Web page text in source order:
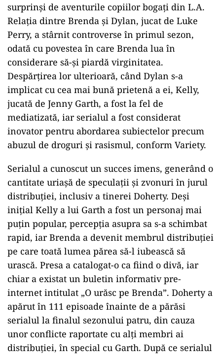
surprinși de aventurile copiilor bogați din L.A.
Relația dintre Brenda și Dylan, jucat de Luke
Perry, a stârnit controverse în primul sezon,
odată cu povestea în care Brenda lua în
considerare să-și piardă virginitatea.
Despărțirea lor ulterioară, când Dylan s-a
implicat cu cea mai bună prietenă a ei, Kelly,
jucată de Jenny Garth, a fost la fel de
mediatizată, iar serialul a fost considerat
inovator pentru abordarea subiectelor precum
abuzul de droguri și rasismul, conform Variety.
Serialul a cunoscut un succes imens, generând o
cantitate uriașă de speculații și zvonuri în jurul
distribuției, inclusiv a tinerei Doherty. Deși
inițial Kelly a lui Garth a fost un personaj mai
puțin popular, percepția asupra sa s-a schimbat
rapid, iar Brenda a devenit membrul distribuției
pe care toată lumea părea să-l iubească să
urască. Presa a catalogat-o ca fiind o divă, iar
chiar a existat un buletin informativ pre-
internet intitulat „O urăsc pe Brenda”. Doherty a
apărut în 111 episoade înainte de a părăsi
serialul la finalul sezonului patru, din cauza
unor conflicte raportate cu alți membri ai
distribuției, în special cu Garth. După ce serialul